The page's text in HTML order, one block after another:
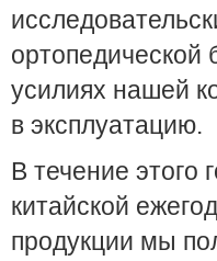
усилиях нашей
в эксплуатацию.
В течение этого
китайской
продукции мы